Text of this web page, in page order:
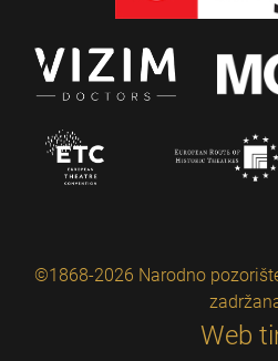
©1868-2026 Narodno
Web